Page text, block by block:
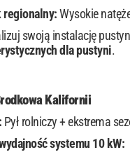
regionalny:Wysokie
swoją instalację
dla pustyni.
Kalifornii
Pył rolniczy + ekstrema
systemu 10 kW: